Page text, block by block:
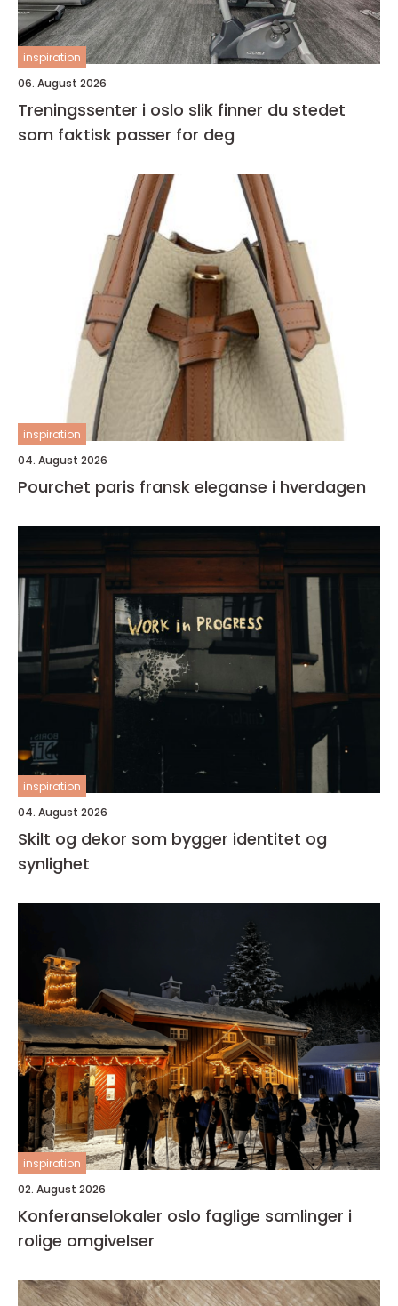
inspiration
06. August 2026
Treningssenter i oslo slik finner du stedet
som faktisk passer for deg
inspiration
04. August 2026
Pourchet paris fransk eleganse i hverdagen
inspiration
04. August 2026
Skilt og dekor som bygger identitet og
synlighet
inspiration
02. August 2026
Konferanselokaler oslo faglige samlinger i
rolige omgivelser